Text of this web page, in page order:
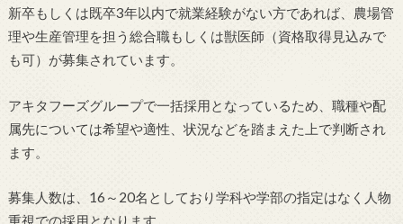
新卒もしくは既卒3年以内で就業経験がない方であれば、農場管
理や生産管理を担う総合職もしくは獣医師（資格取得見込みで
も可）が募集されています。
アキタフーズグループで一括採用となっているため、職種や配
属先については希望や適性、状況などを踏まえた上で判断され
ます。
募集人数は、16～20名としており学科や学部の指定はなく人物
重視での採用となります。